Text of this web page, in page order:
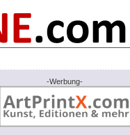
-Werbung-